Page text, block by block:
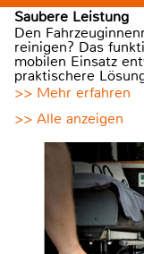
Saubere Leistung
Den
reinigen? Das
mobilen Einsatz
praktischere
>> Mehr erfahren
>> Alle anzeigen